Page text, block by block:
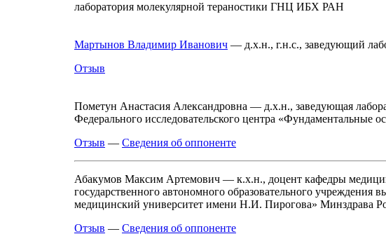
лаборатория молекулярной тераностики ГНЦ ИБХ РАН
Мартынов Владимир Иванович — д.х.н., г.н.с., заведующий
Отзыв
Пометун Анастасия Александровна — д.х.н., заведующая
Федерального исследовательского центра «Фундаментальные
Отзыв — Сведения об оппоненте
Абакумов Максим Артемович — к.х.н., доцент кафедры
государственного автономного образовательного
медицинский университет имени Н.И. Пирогова» Минздрава
Отзыв — Сведения об оппоненте